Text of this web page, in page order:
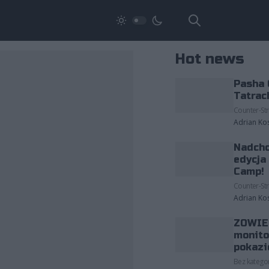
Hot news
Pasha
Counter-
Adrian
edycja
Camp!
Counter-
Adrian
Bez